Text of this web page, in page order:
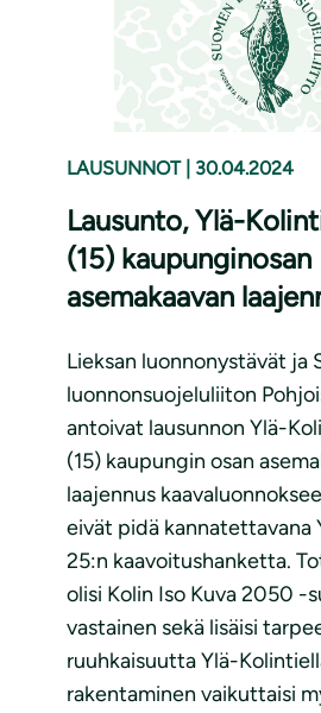
LAUSUNNOT 30.04.2024
Lausunto, Ylä-
(15) kaupunginosan
asemakaavan
Lieksan luonnonystävät ja
luonnonsuojeluliiton
antoivat lausunnon Ylä-
(15) kaupungin osan
laajennus
eivät pidä kannatettavana
25:n kaavoitushanketta.
olisi Kolin Iso Kuva 2050 -
vastainen sekä lisäisi
ruuhkaisuutta Ylä-
rakentaminen vaikuttaisi